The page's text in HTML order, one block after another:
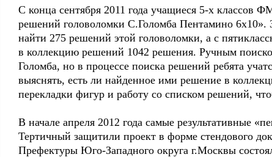
С конца сентября 2011 года учащиеся 5-х
решений головоломки С.Голомба Пентамино 6х10».
найти 275 решений этой головоломки, а с
в коллекцию решений 1042 решения. Ручным
Голомба, но в процессе поиска решений ребята
выяснять, есть ли найденное ими решение в
перекладки фигур и работу со списком решений,
В начале апреля 2012 года самые результативные
Тертичный защитили проект в форме стендового
Префектуры Юго-Западного округа г.Москвы